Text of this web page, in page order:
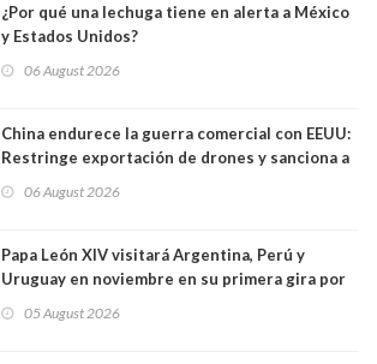
¿Por qué una lechuga tiene en alerta a México
y Estados Unidos?
06 August 2026
China endurece la guerra comercial con EEUU:
Restringe exportación de drones y sanciona a
06 August 2026
Papa León XIV visitará Argentina, Perú y
Uruguay en noviembre en su primera gira por
05 August 2026